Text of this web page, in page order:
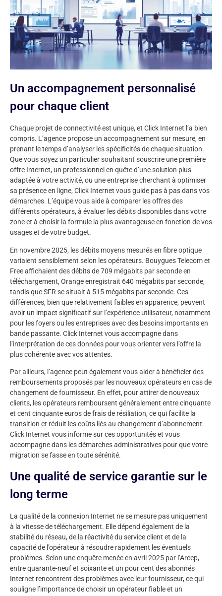
Un accompagnement personnalisé
pour chaque client
Chaque projet de connectivité est unique, et Click Internet l’a bien
compris. L’agence propose un accompagnement sur mesure, en
prenant le temps d’analyser les spécificités de chaque situation.
Que vous soyez un particulier souhaitant souscrire une première
offre Internet, un professionnel en quête d’une solution plus
adaptée à votre activité, ou une entreprise cherchant à optimiser
sa présence en ligne, Click Internet vous guide pas à pas dans vos
démarches. L’équipe vous aide à comparer les offres des
différents opérateurs, à évaluer les débits disponibles dans votre
zone et à choisir la formule la plus avantageuse en fonction de vos
usages et de votre budget.
En novembre 2025, les débits moyens mesurés en fibre optique
variaient sensiblement selon les opérateurs. Bouygues Telecom et
Free affichaient des débits de 709 mégabits par seconde en
téléchargement, Orange enregistrait 640 mégabits par seconde,
tandis que SFR se situait à 515 mégabits par seconde. Ces
différences, bien que relativement faibles en apparence, peuvent
avoir un impact significatif sur l’expérience utilisateur, notamment
pour les foyers ou les entreprises avec des besoins importants en
bande passante. Click Internet vous accompagne dans
l’interprétation de ces données pour vous orienter vers l’offre la
plus cohérente avec vos attentes.
Par ailleurs, l’agence peut également vous aider à bénéficier des
remboursements proposés par les nouveaux opérateurs en cas de
changement de fournisseur. En effet, pour attirer de nouveaux
clients, les opérateurs remboursent généralement entre cinquante
et cent cinquante euros de frais de résiliation, ce qui facilite la
transition et réduit les coûts liés au changement d’abonnement.
Click Internet vous informe sur ces opportunités et vous
accompagne dans les démarches administratives pour que votre
migration se fasse en toute sérénité.
Une qualité de service garantie sur le
long terme
La qualité de la connexion Internet ne se mesure pas uniquement
à la vitesse de téléchargement. Elle dépend également de la
stabilité du réseau, de la réactivité du service client et de la
capacité de l’opérateur à résoudre rapidement les éventuels
problèmes. Selon une enquête menée en avril 2025 par l’Arcep,
entre quarante-neuf et soixante et un pour cent des abonnés
Internet rencontrent des problèmes avec leur fournisseur, ce qui
souligne l’importance de choisir un opérateur fiable et un